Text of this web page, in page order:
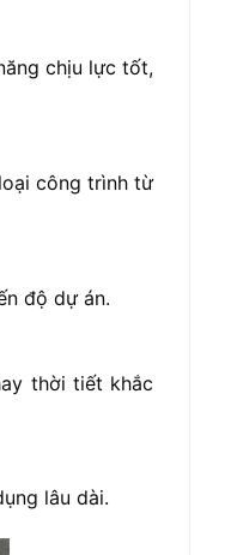
chịu lực tốt,
công trình từ
độ dự án.
thời tiết khắc
lâu dài.